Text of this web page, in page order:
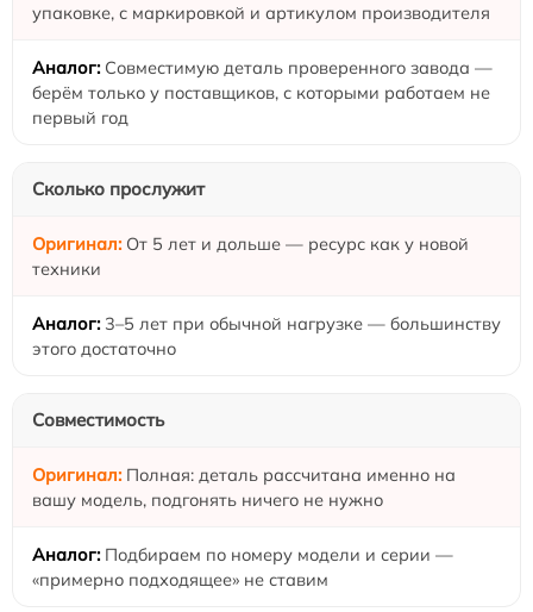
упаковке, с маркировкой и артикулом производителя
Совместимую деталь проверенного завода —
берём только у поставщиков, с которыми работаем не
первый год
Сколько прослужит
От 5 лет и дольше — ресурс как у новой
техники
3–5 лет при обычной нагрузке — большинству
этого достаточно
Совместимость
Полная: деталь рассчитана именно на
вашу модель, подгонять ничего не нужно
Подбираем по номеру модели и серии —
«примерно подходящее» не ставим